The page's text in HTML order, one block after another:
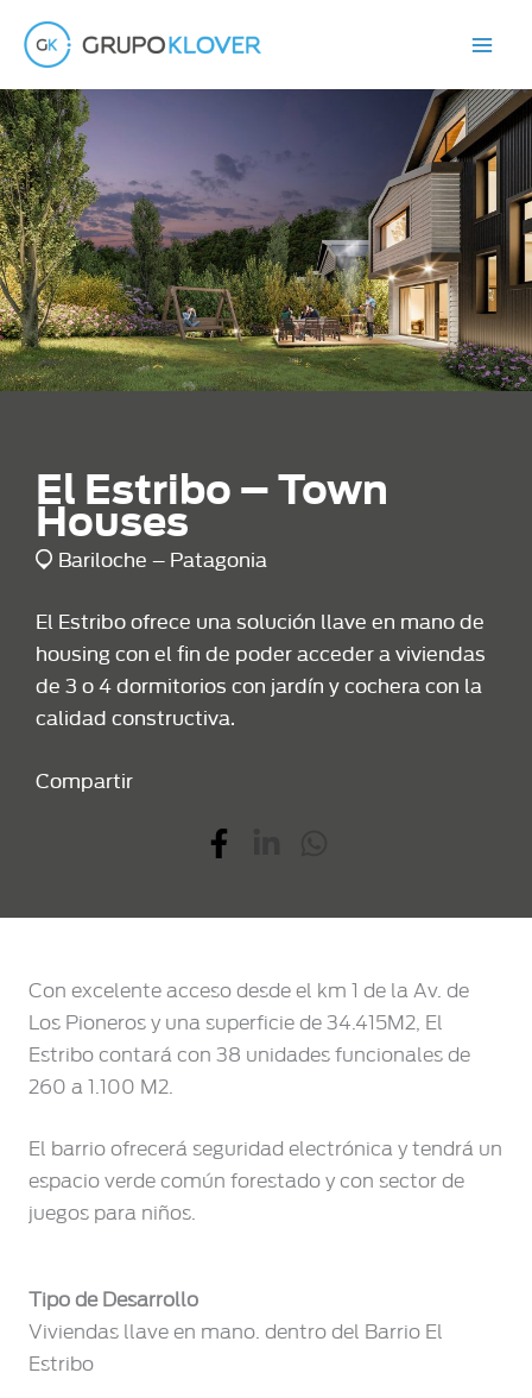
El Estribo – Town
Houses
Bariloche – Patagonia
El Estribo ofrece una solución llave en mano de
housing con el fin de poder acceder a viviendas
de 3 o 4 dormitorios con jardín y cochera con la
calidad constructiva.
Compartir
Con excelente acceso desde el km 1 de la Av. de
Los Pioneros y una superficie de 34.415M2, El
Estribo contará con 38 unidades funcionales de
260 a 1.100 M2.
El barrio ofrecerá seguridad electrónica y tendrá un
espacio verde común forestado y con sector de
juegos para niños.
Tipo de Desarrollo
Viviendas llave en mano. dentro del Barrio El
Estribo